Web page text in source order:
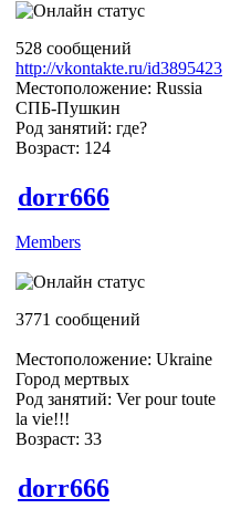
528 сообщений
http://vkontakte.ru/id3895423
Местоположение: Russia
СПБ-Пушкин
Род занятий: где?
Возраст: 124
dorr666
Members
3771 сообщений
Местоположение: Ukraine
Город мертвых
Род занятий: Ver pour toute
la vie!!!
Возраст: 33
dorr666